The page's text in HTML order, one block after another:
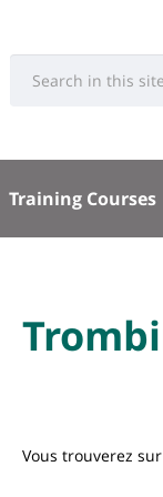
Université
Training Courses
content
Titre
Contenu
Vous trouverez